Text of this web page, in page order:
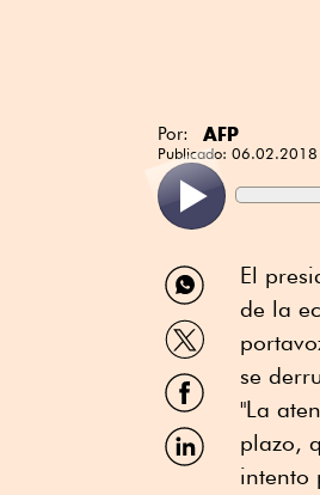
Por: AFP
Publicado:
Compartir
por
WhatsApp
Compartir
por
Twitter
Compartir
por
Facebook
Compartir
por
El
de la
se
"La
plazo,
intento